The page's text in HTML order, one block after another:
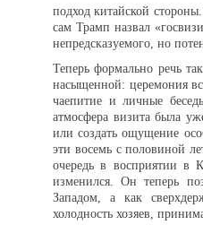
подход китайской
сам Трамп назвал
непредсказуемого, но
Теперь формально речь
насыщенной: церемония
чаепитие и личные
атмосфера визита была
или создать ощущение
эти восемь с половиной
очередь в восприятии в
изменился. Он теперь
Западом, а как
холодность хозяев,